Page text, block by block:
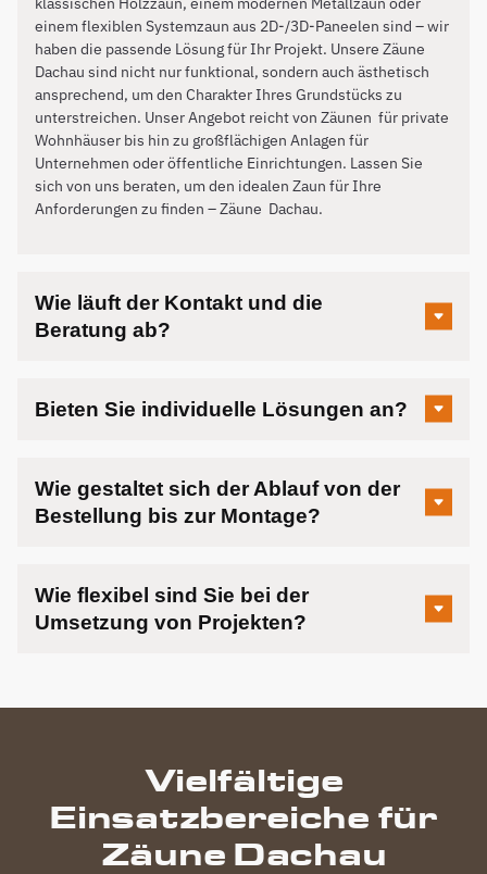
einem flexiblen Systemzaun aus 2D-/3D-Paneelen sind – wir
haben die passende Lösung für Ihr Projekt. Unsere Zäune
Dachau sind nicht nur funktional, sondern auch ästhetisch
ansprechend, um den Charakter Ihres Grundstücks zu
unterstreichen. Unser Angebot reicht von Zäunen für private
Wohnhäuser bis hin zu großflächigen Anlagen für
Unternehmen oder öffentliche Einrichtungen. Lassen Sie
sich von uns beraten, um den idealen Zaun für Ihre
Anforderungen zu finden – Zäune Dachau.
Wie läuft der Kontakt und die
Beratung ab?
Bieten Sie individuelle Lösungen an?
Wie gestaltet sich der Ablauf von der
Bestellung bis zur Montage?
Wie flexibel sind Sie bei der
Umsetzung von Projekten?
Vielfältige
Einsatzbereiche für
Zäune Dachau